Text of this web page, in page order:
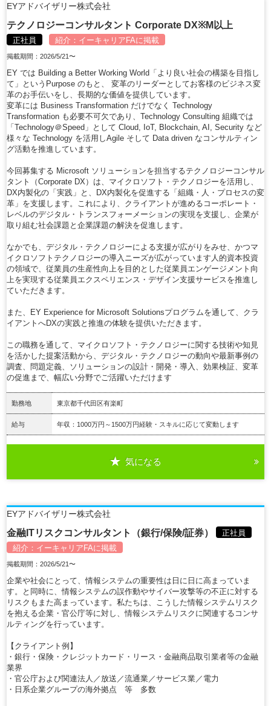
EYアドバイザリー株式会社
テクノロジーコンサルタント Corporate DX※M以上
正社員 紹介： イーキャリアFAに掲載
掲載期間：2026/5/21〜
EY では Building a Better Working World「より良い社会の構築を目指し
て」というPurpose のもと、 変革のリーダーとしてお客様のビジネス変
革のお手伝いをし、長期的な価値を提供しています。
変革には Business Transformation だけでなく Technology
Transformation も必要不可欠であり、Technology Consulting 組織では
「Technology＠Speed」として Cloud, IoT, Blockchain, AI, Security など
様々な Technology を活用しAgile そして Data driven なコンサルティン
グ活動を推進しています。
今回募集する Microsoft ソリューションを担当するテクノロジーコンサル
タント（Corporate DX）は、マイクロソフト・テクノロジーを活用し、
DX内製化の「実践」と、DX内製化を促進する「組織・人・プロセスの変
革」を支援します。これにより、クライアントが進めるコーポレート・
レベルのデジタル・トランスフォーメーションの実現を支援し、企業が
取り組む社会課題と企業課題の解決を促進します。
なかでも、デジタル・テクノロジーによる支援が広がりをみせ、かつマ
イクロソフトテクノロジーの導入ニーズが広がっています人的資本投資
の領域で、従業員の生産性向上を目的とした従業員エンゲージメント向
上を実現する従業員エクスペリエンス・デザイン支援サービスを推進し
ていただきます。
また、EY Experience for Microsoft Solutionsプログラムを通して、クラ
イアントへDXの実践と推進の体験を提供いただきます。
この職務を通して、マイクロソフト・テクノロジーに関する技術や知見
を活かした提案活動から、デジタル・テクノロジーの動向や最新事例の
調査、問題定義、ソリューションの設計・開発・導入、効果検証、変革
の促進まで、幅広い分野でご活躍いただけます
勤務地 東京都千代田区有楽町
給与 年収：1000万円～1500万円経験・スキルに応じて変動します
気になる
EYアドバイザリー株式会社
金融ITリスクコンサルタント（銀行/保険/証券）
正社員
紹介： イーキャリアFAに掲載
掲載期間：2026/5/21〜
企業や社会にとって、情報システムの重要性は日に日に高まっていま
す。と同時に、情報システムの誤作動やサイバー攻撃等の不正に対する
リスクもまた高まっています。私たちは、こうした情報システムリスク
を抱える企業・官公庁等に対し、情報システムリスクに関連するコンサ
ルティングを行っています。
【クライアント例】
・銀行・保険・クレジットカード・リース・金融商品取引業者等の金融
業界
・官公庁および関連法人／放送／流通業／サービス業／電力
・日系企業グループの海外拠点 等 多数